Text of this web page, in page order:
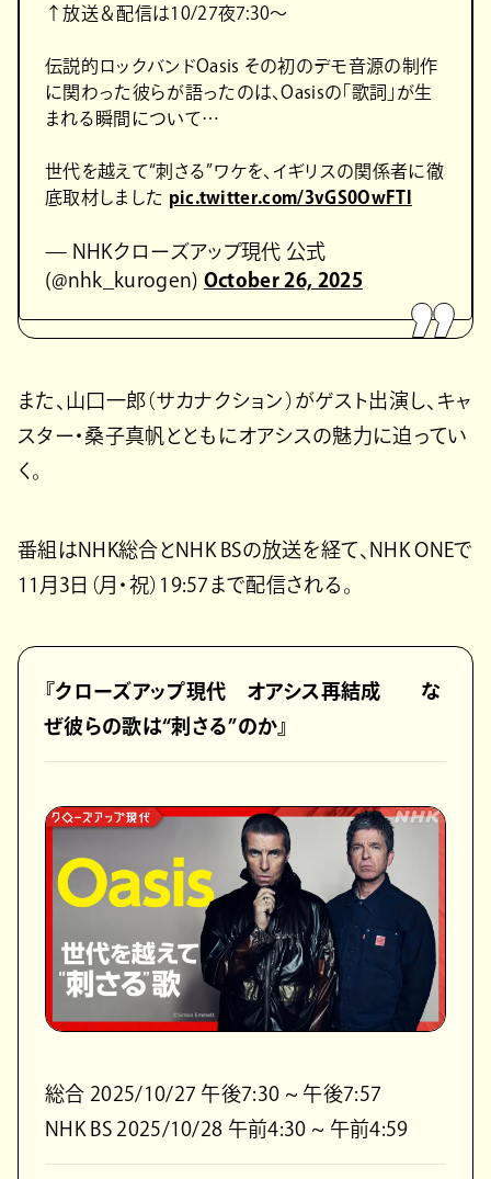
↑放送＆配信は10/27夜7:30～
伝説的ロックバンドOasis その初のデモ音源の制作
に関わった彼らが語ったのは、Oasisの「歌詞」が生
まれる瞬間について…
世代を越えて“刺さる”ワケを、イギリスの関係者に徹
底取材しました pic.twitter.com/3vGS0OwFTl
— NHKクローズアップ現代 公式
(@nhk_kurogen) October 26, 2025
また、山口一郎（サカナクション）がゲスト出演し、キャ
スター・桑子真帆とともにオアシスの魅力に迫ってい
く。
番組はNHK総合とNHK BSの放送を経て、NHK ONEで
11月3日（月・祝）19:57まで配信される。
『クローズアップ現代 オアシス再結成 な
ぜ彼らの歌は“刺さる”のか』
総合 2025/10/27 午後7:30 ~ 午後7:57
NHK BS 2025/10/28 午前4:30 ~ 午前4:59